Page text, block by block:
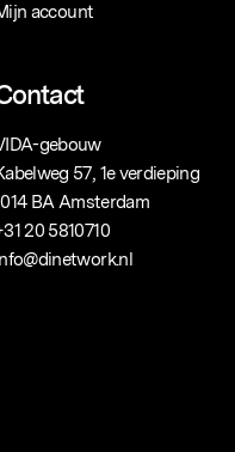
account
gebouw
57, 1e verdieping
BA Amsterdam
20 5810710